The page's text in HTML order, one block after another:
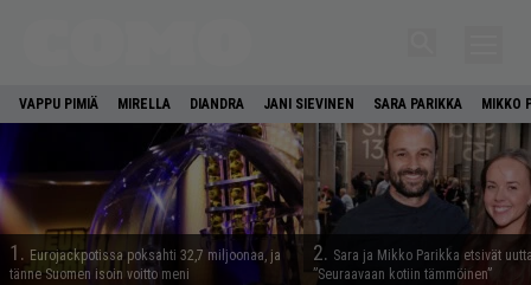
VAPPU PIMIÄ MIRELLA DIANDRA JANI SIEVINEN SARA PARIKKA MIKKO
1. Eurojackpotissa poksahti 32,7 miljoonaa, ja
tänne Suomen isoin voitto meni
2. Sara ja Mikko Parikka etsivät
”Seuraavaan kotiin tämmöinen”